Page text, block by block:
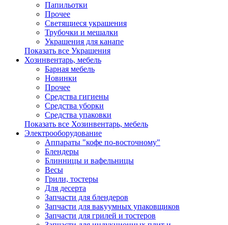
Папильотки
Прочее
Светящиеся украшения
Трубочки и мешалки
Украшения для канапе
Показать все Украшения
Хозинвентарь, мебель
Барная мебель
Новинки
Прочее
Средства гигиены
Средства уборки
Средства упаковки
Показать все Хозинвентарь, мебель
Электрооборудование
Аппараты "кофе по-восточному"
Блендеры
Блинницы и вафельницы
Весы
Грили, тостеры
Для десерта
Запчасти для блендеров
Запчасти для вакуумных упаковщиков
Запчасти для грилей и тостеров